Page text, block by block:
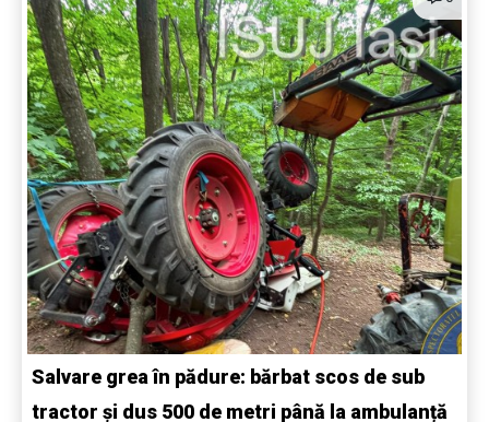
Salvare grea în pădure: bărbat scos de sub
tractor și dus 500 de metri până la ambulanță